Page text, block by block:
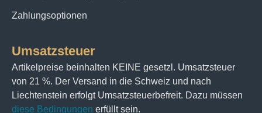
Zahlungsoptionen
Umsatzsteuer
Artikelpreise beinhalten KEINE gesetzl. Umsatzsteuer
von 21 %. Der Versand in die Schweiz und nach
Liechtenstein erfolgt Umsatzsteuerbefreit. Dazu müssen
diese Bedingungen erfüllt sein.